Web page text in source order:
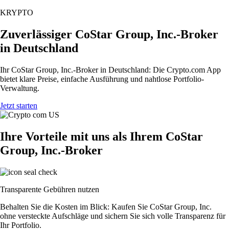
KRYPTO
Zuverlässiger CoStar Group, Inc.-Broker
in Deutschland
Ihr CoStar Group, Inc.-Broker in Deutschland: Die Crypto.com App
bietet klare Preise, einfache Ausführung und nahtlose Portfolio-
Verwaltung.
Jetzt starten
Ihre Vorteile mit uns als Ihrem CoStar
Group, Inc.-Broker
Transparente Gebühren nutzen
Behalten Sie die Kosten im Blick: Kaufen Sie CoStar Group, Inc.
ohne versteckte Aufschläge und sichern Sie sich volle Transparenz für
Ihr Portfolio.